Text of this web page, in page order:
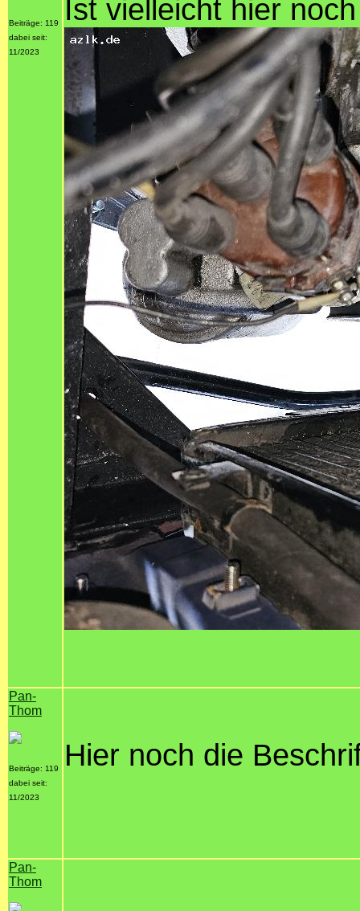
Beiträge: 119
dabei seit:
11/2023
Ist vielleicht hier
Pan-
Thom
Beiträge: 119
dabei seit:
11/2023
Hier noch die
Pan-
Thom